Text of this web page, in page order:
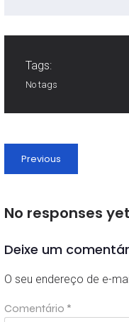
Tags:
No tags
Previous
No responses yet
Deixe um
O seu endereço de e-
Comentário *